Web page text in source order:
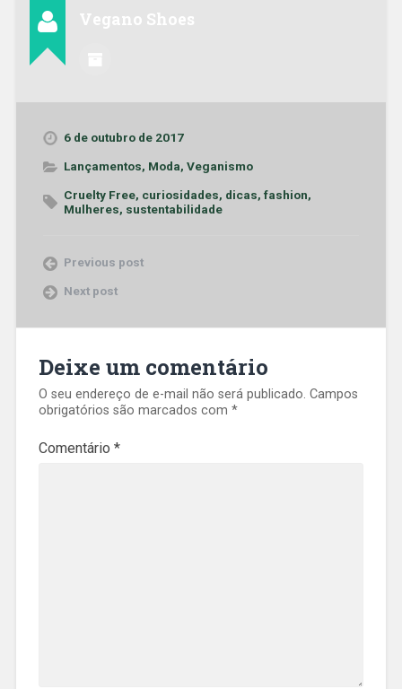
Vegano Shoes
6 de outubro de 2017
Lançamentos, Moda, Veganismo
Cruelty Free, curiosidades, dicas, fashion,
Mulheres, sustentabilidade
Previous post
Next post
Deixe um comentário
O seu endereço de e-mail não será publicado. Campos
obrigatórios são marcados com *
Comentário *